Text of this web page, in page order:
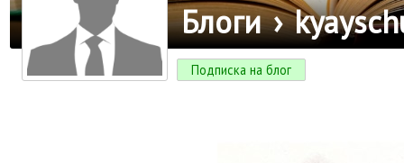
Блоги ›
Подписка на блог